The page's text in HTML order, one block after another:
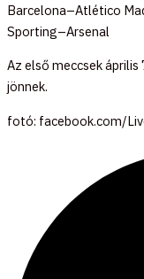
Barcelona–Atlético
Sporting–Arsenal
Az első meccsek
jönnek.
fotó: facebook.com/